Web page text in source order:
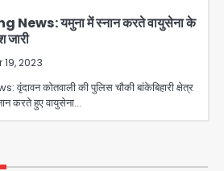
यमुना में स्नान करते वायुसेना के
जारी
2023
कोतवाली की पुलिस चौकी बांकेबिहारी क्षेत्र
करते हुए वायुसेना…
Bagh News: बारिश के बाद
बाग में जलभराव और गड्ढे, सीवर काम से
परेशानKumar
Monday of Sawan: सावन